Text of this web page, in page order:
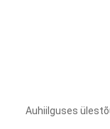
Auhiilguses